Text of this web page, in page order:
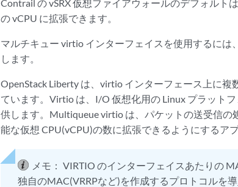
Contrail の vSRX 仮想ファイアウォールのデフォルト
の vCPU に拡張できます。
マルチキュー virtio インターフェイスを使用するに
します。
OpenStack Liberty は、virtio インターフェース上に
ています。Virtio は、I/O 仮想化用の Linux プラット
供します。Multiqueue virtio は、パケットの送受信
能な仮想 CPU(vCPU)の数に拡張できるようにするア
メモ： VIRTIO のインターフェイスあたりの
独自のMAC(VRRPなど)を作成するプロトコルを